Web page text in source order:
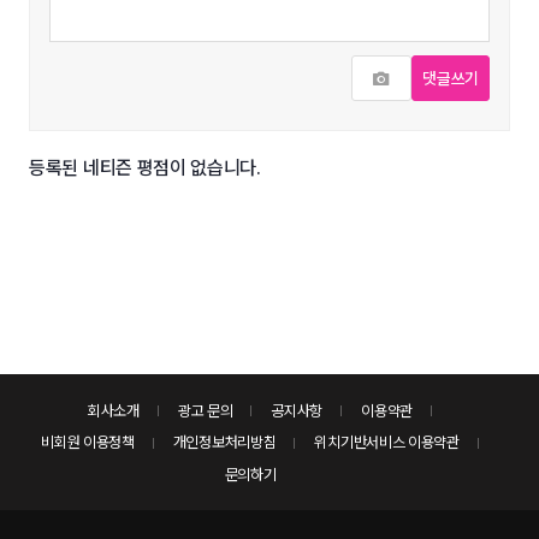
사진추가
댓글쓰기
등록된 네티즌 평점이 없습니다.
회사소개 광고 문의 공지사항
이용약관
비회원 이용정책
개인정보처리방침
위치기반서비스 이용약관
문의하기